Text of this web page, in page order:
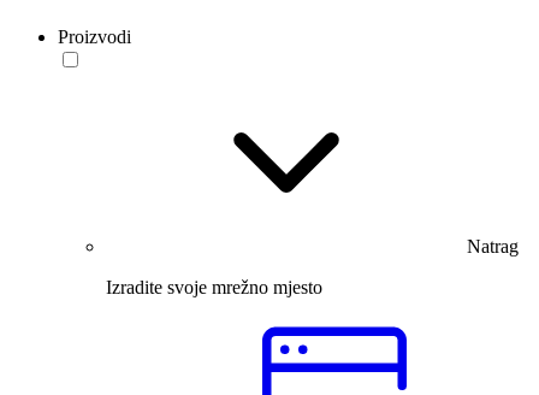
Proizvodi
Natrag
Izradite svoje mrežno mjesto